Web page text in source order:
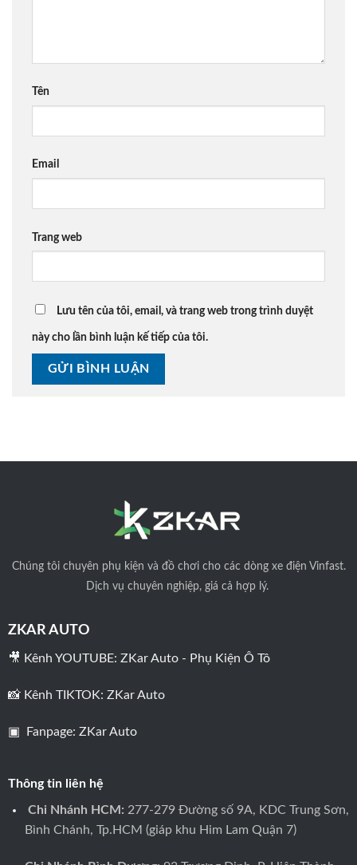
Tên
Email
Trang web
Lưu tên của tôi, email, và trang web trong trình duyệt
này cho lần bình luận kế tiếp của tôi.
Chúng tôichuyên phụ kiện và đồ chơi cho các dòng xe điện Vinfast.
Dịch vụ chuyên nghiệp, giá cả hợp lý.
ZKAR AUTO
🎥 Kênh YOUTUBE: ZKar Auto - Phụ Kiện Ô Tô
📸 Kênh TIKTOK: ZKar Auto
▣ Fanpage: ZKar Auto
Thông tin liên hệ
Chi Nhánh HCM: 277-279 Đường số 9A, KDC Trung Sơn,
Bình Chánh, Tp.HCM (giáp khu Him Lam Quận 7)